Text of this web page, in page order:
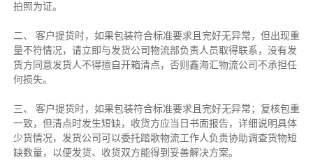
拍照为证。
二、 客户提货时，如果包装符合标准要求且完好无异常，但出现重
量不符情况，请立即与发货公司物流部负责人员取得联系，没有发
货方同意发货人不得擅自开箱清点，否则鑫海汇物流公司不承担任
何损失。
三、 客户提货时，如果包装符合标准要求且完好无异常；复核包重
一致，但清点时发生短缺，收货方应当日书面报告，详细说明具体
少货情况，发货公司可以委托踏歌物流工作人负责协助调查货物短
缺数量，以便发货、收货双方能得到妥善解决方案。